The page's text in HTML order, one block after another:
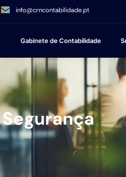
info@crncontabilidade.pt
Gabinete de Contabilidade